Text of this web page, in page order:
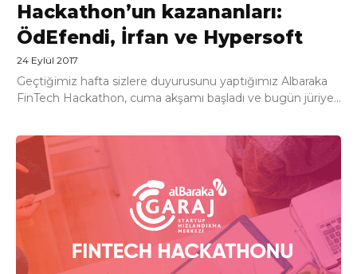
Hackathon’un kazananları:
ÖdEfendi, İrfan ve Hypersoft
24 Eylül 2017
Geçtiğimiz hafta sizlere duyurusunu yaptığımız Albaraka
FinTech Hackathon, cuma akşamı başladı ve bugün jüriye...